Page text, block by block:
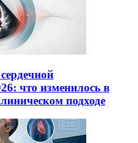
что изменилось в
подходе